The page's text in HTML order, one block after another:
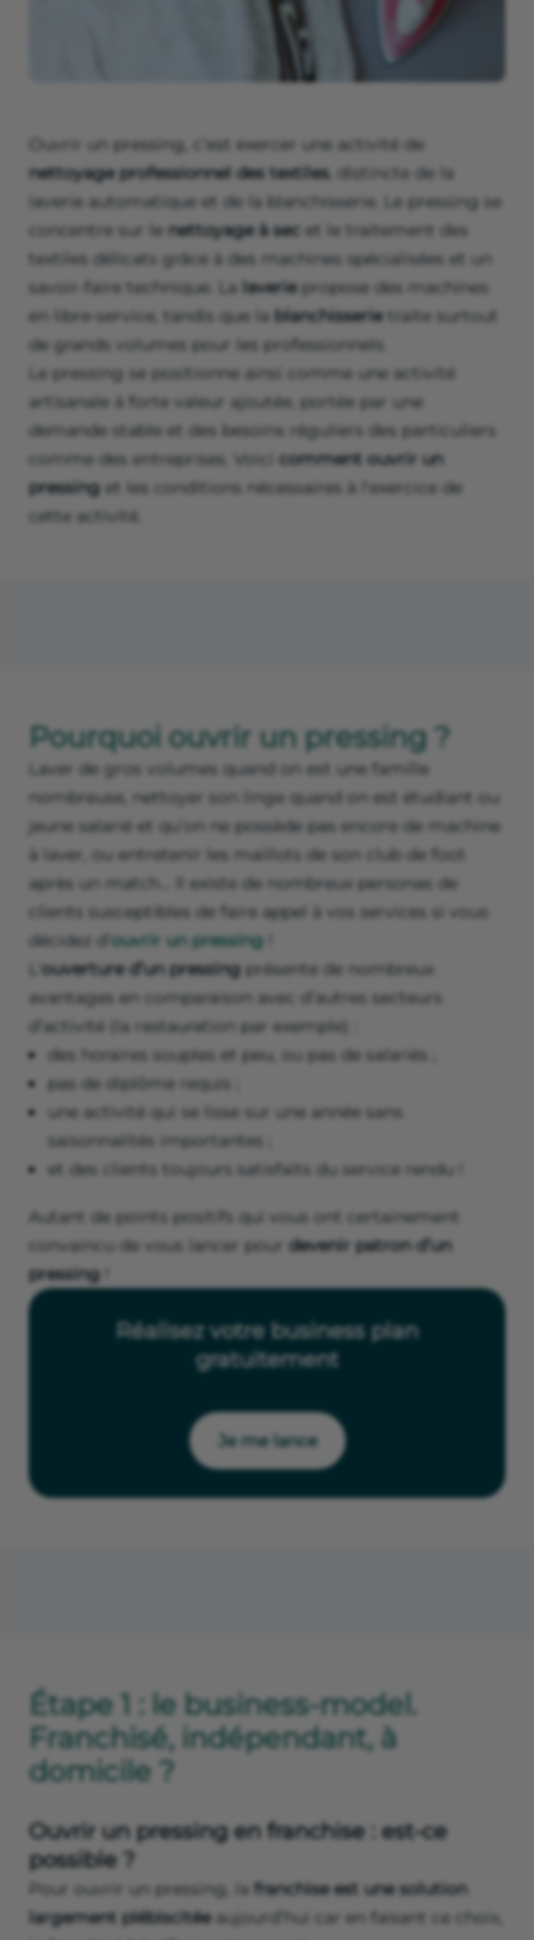
Ouvrir un pressing, c’est exercer une activité de
nettoyage professionnel des textiles, distincte de la
laverie automatique et de la blanchisserie. Le pressing se
concentre sur le nettoyage à sec et le traitement des
textiles délicats grâce à des machines spécialisées et un
savoir‑faire technique. La laveriepropose des machines
en libre‑service, tandis que la blanchisserietraite surtout
de grands volumes pour les professionnels.
Le pressing se positionne ainsi comme une activité
artisanale à forte valeur ajoutée, portée par une
demande stable et des besoins réguliers des particuliers
comme des entreprises. Voici comment ouvrir un
pressing et les conditions nécessaires à l'exercice de
cette activité.
Pourquoi ouvrir un pressing ?
Laver de gros volumes quand on est une famille
nombreuse, nettoyer son linge quand on est étudiant ou
jeune salarié et qu’on ne possède pas encore de machine
à laver, ou entretenir les maillots de son club de foot
après un match… Il existe de nombreux personas de
clients susceptibles de faire appel à vos services si vous
décidez d' ouvrir un pressing
ouverture d’un pressing présente de nombreux
avantages en comparaison avec d’autres secteurs
d’activité (la restauration par exemple) :
des horaires souples et peu, ou pas de salariés ;
pas de diplôme requis ;
une activité qui se lisse sur une année sans
saisonnalités importantes ;
et des clients toujours satisfaits du service rendu !
Autant de points positifs qui vous ont certainement
convaincu de vous lancer pour devenir patron d’un
pressing
Réalisez votre business plan
gratuitement
Je me lance
Étape 1 : le business-model.
Franchisé, indépendant, à
domicile ?
Ouvrir un pressing en franchise : est-ce
possible ?
Pour ouvrir un pressing, la franchise est une solution
largement plébiscitéeaujourd’hui car en faisant ce choix,